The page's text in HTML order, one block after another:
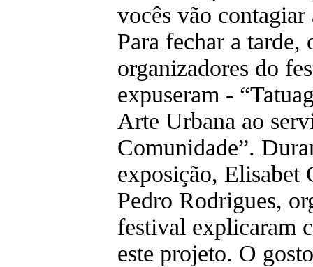
vocês vão contagiar
Para fechar a tarde,
organizadores do
expuseram -
Arte Urbana ao
Comunidade”.
exposição, Elisabet
Pedro Rodrigues,
festival explicaram
este projeto. O